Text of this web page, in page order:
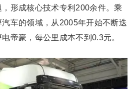
形成核心技术专利200余件。乘
车的领域，从2005年开始不断迭
帝豪，每公里成本不到0.3元。